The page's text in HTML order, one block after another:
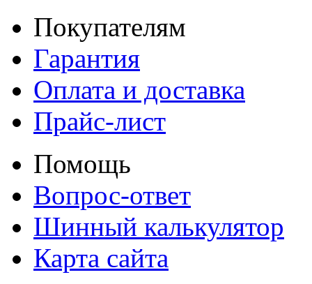
Покупателям
Гарантия
Оплата и доставка
Прайс-лист
Помощь
Вопрос-ответ
Шинный калькулятор
Карта сайта